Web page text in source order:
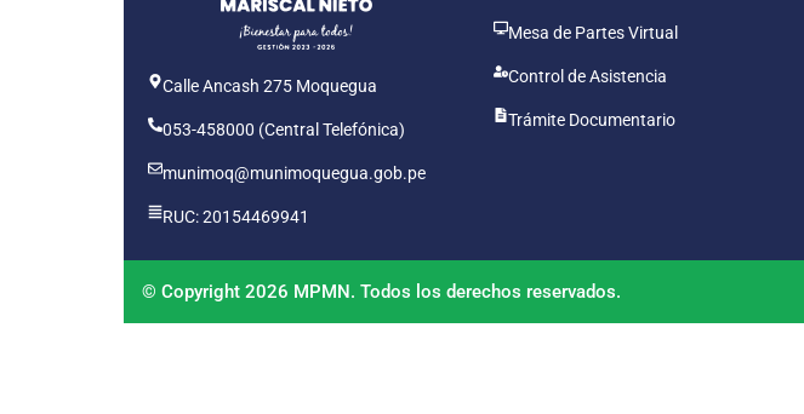
Calle Ancash 275 Moquegua
053-458000 (Central Telefónica)
munimoq@munimoquegua.gob.pe
RUC: 20154469941
Mesa de Partes Virtual
Control de Asistencia
Trámite Documentario
© Copyright 2026 MPMN. Todos los derechos reservados.